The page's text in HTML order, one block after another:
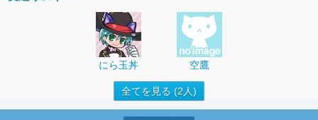
にら玉丼 空鷹
全てを見る (2人)